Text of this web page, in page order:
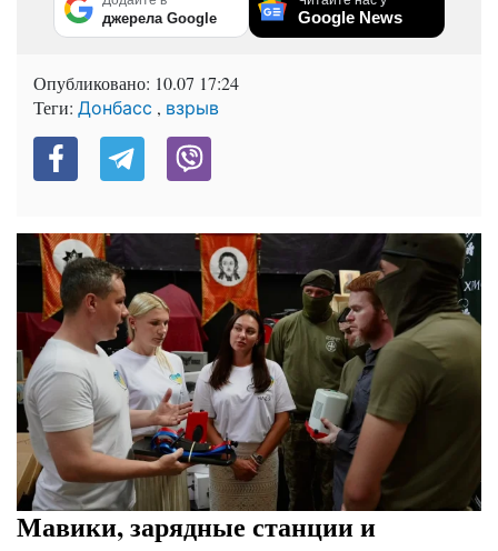
джерела Google Google News
Опубликовано: 10.07 17:24
Теги: Донбасс , взрыв
Мавики, зарядные станции и